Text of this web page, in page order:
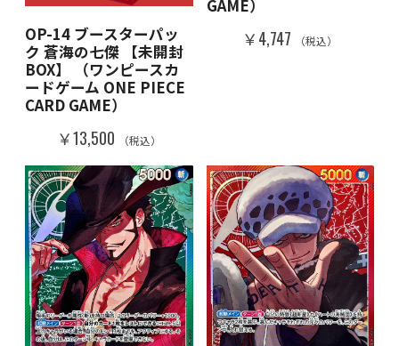
OP-14 ブースターパッ
ク 蒼海の七傑 【未開封
BOX】 （ワンピースカ
ードゲーム ONE PIECE
CARD GAME）
￥13,500 （税込）
GAME）
￥4,747 （税込）